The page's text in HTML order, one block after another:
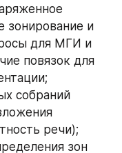
зонирование и
для МГИ и
повязок для
собраний
речи);
зон